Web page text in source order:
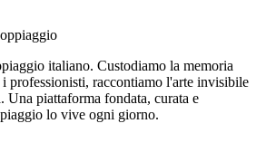
italiano. Custodiamo la memoria
professionisti, raccontiamo l'arte invisibile
Una piattaforma fondata, curata e
lo vive ogni giorno.